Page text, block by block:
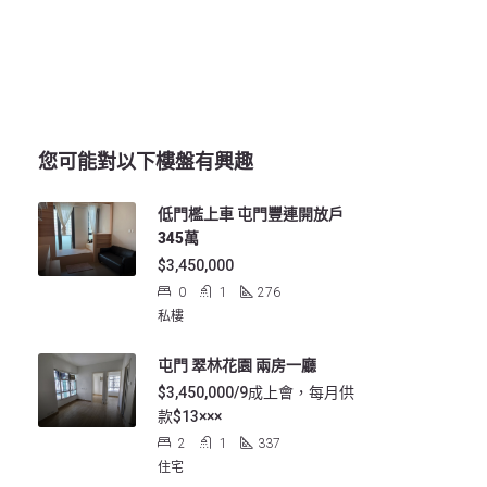
您可能對以下樓盤有興趣
低門檻上車 屯門豐連開放戶
345萬
$3,450,000
0 1
276
私樓
屯門 翠林花園 兩房一廳
$3,450,000/9成上會，每月供
款$13×××
2 1
337
住宅